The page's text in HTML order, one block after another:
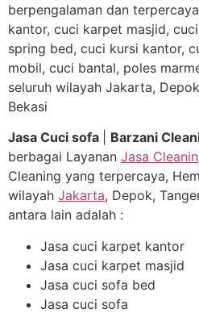
berpengalaman dan
kantor, cuci karpet masjid,
spring bed, cuci kursi kantor,
mobil, cuci bantal, poles
seluruh wilayah Jakarta,
Bekasi
Jasa Cuci sofa
Barzani
berbagai Layanan Jasa
Cleaning yang terpercaya,
wilayah Jakarta, Depok,
antara lain adalah :
Jasa cuci karpet kantor
Jasa cuci karpet masjid
Jasa cuci sofa bed
Jasa cuci sofa